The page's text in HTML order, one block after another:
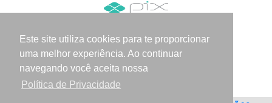
Este site utiliza cookies para te proporcionar
uma melhor experiência. Ao continuar
navegando você aceita nossa
Política de Privacidade
Certificados de Segurança: